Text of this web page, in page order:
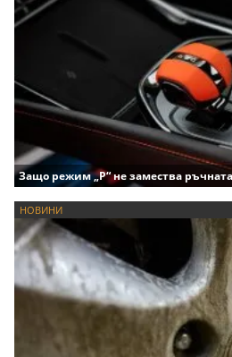
Защо режим „P“ не замества
НОВИНИ